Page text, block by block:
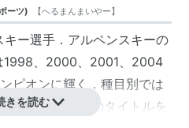
ーツ) 【へるまんまいやー】
ー選手．アルペンスキーの
1998、2000、2001、2004
ピオンに輝く．種目別では
回、大回転3回のタイトルを
きを読む